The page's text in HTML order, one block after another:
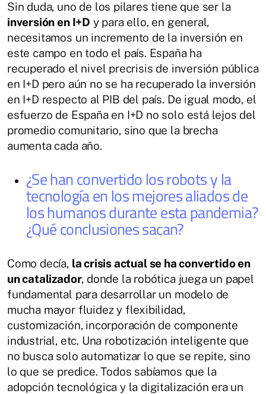
Sin duda, uno de los pilares tiene que ser la
inversión en I+D y para ello, en general,
necesitamos un incremento de la inversión en
este campo en todo el país. España ha
recuperado el nivel precrisis de inversión pública
en I+D pero aún no se ha recuperado la inversión
en I+D respecto al PIB del país. De igual modo, el
esfuerzo de España en I+D no solo está lejos del
promedio comunitario, sino que la brecha
aumenta cada año.
¿Se han convertido los robots y la
tecnología en los mejores aliados de
los humanos durante esta pandemia?
¿Qué conclusiones sacan?
Como decía, la crisis actual se ha convertido en
un catalizador, donde la robótica juega un papel
fundamental para desarrollar un modelo de
mucha mayor fluidez y flexibilidad,
customización, incorporación de componente
industrial, etc. Una robotización inteligente que
no busca solo automatizar lo que se repite, sino
lo que se predice. Todos sabíamos que la
adopción tecnológica y la digitalización era un